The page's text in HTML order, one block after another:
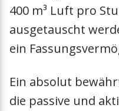
400 m³ Luft pro
ausgetauscht
ein
Ein absolut
die passive und